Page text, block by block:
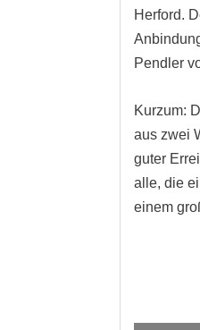
Herford.
Pendler
Kurzum:
aus zwei
guter
alle, die
einem